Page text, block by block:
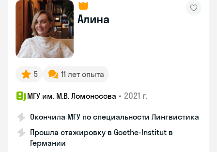
Алина
5 11 лет опыта
МГУ им. М.В. Ломоносова • 2021 г.
Окончила МГУ по специальности Лингвистика
Прошла стажировку в Goethe-Institut в
Германии